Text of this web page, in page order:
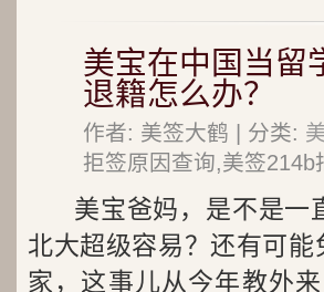
美宝在中国当留
退籍怎么办？
作者: 美签大鹤 | 分类:
拒签原因查询,美签214b
美宝爸妈，是不是一
北大超级容易？还有可
家，这事儿从今年教外